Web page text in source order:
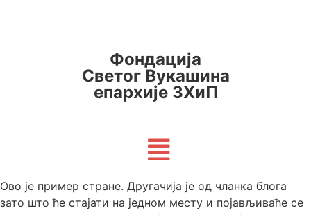
Фондација
Светог Вукашина
епархије ЗХиП
Ово је пример стране. Другачија је од чланка блога
зато што ће стајати на једном месту и појављиваће се